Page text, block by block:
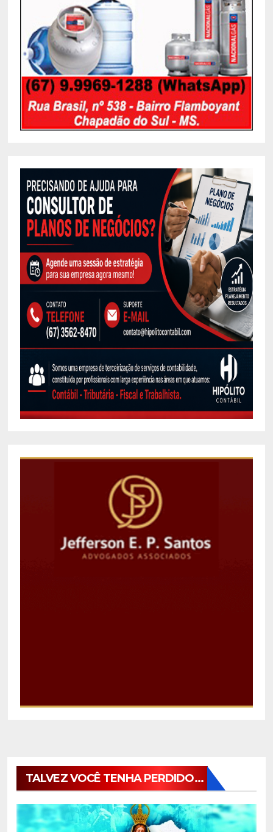
TALVEZ VOCÊ TENHA PERDIDO...